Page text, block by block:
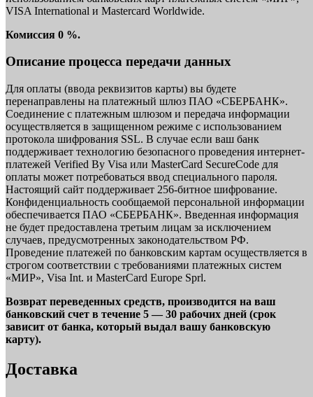
VISA International и Mastercard Worldwide.
Комиссия 0 %.
Описание процесса передачи данных
Для оплаты (ввода реквизитов карты) вы будете
перенаправлены на платежный шлюз ПАО «СБЕРБАНК».
Соединение с платежным шлюзом и передача информации
осуществляется в защищенном режиме с использованием
протокола шифрования SSL. В случае если ваш банк
поддерживает технологию безопасного проведения интернет-
платежей Verified By Visa или MasterCard SecureCode для
оплаты может потребоваться ввод специального пароля.
Настоящий сайт поддерживает 256-битное шифрование.
Конфиденциальность сообщаемой персональной информации
обеспечивается ПАО «СБЕРБАНК». Введенная информация
не будет предоставлена третьим лицам за исключением
случаев, предусмотренных законодательством РФ.
Проведение платежей по банковским картам осуществляется в
строгом соответствии с требованиями платежных систем
«МИР», Visa Int. и MasterCard Europe Sprl.
Возврат переведенных средств, производится на ваш
банковский счет в течение 5 — 30 рабочих дней (срок
зависит от банка, который выдал вашу банковскую
карту).
Доставка